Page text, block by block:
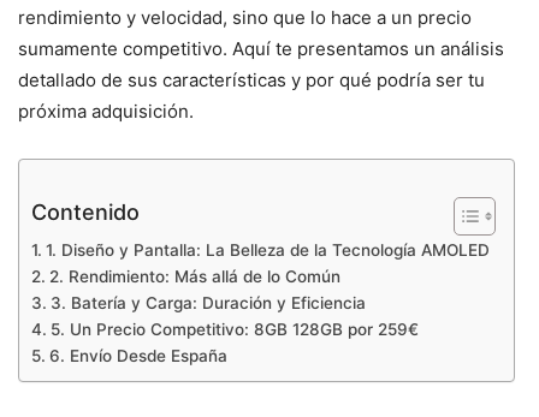
rendimiento y velocidad, sino que lo hace a un precio
sumamente competitivo. Aquí te presentamos un análisis
detallado de sus características y por qué podría ser tu
próxima adquisición.
Contenido
1. Diseño y Pantalla: La Belleza de la Tecnología AMOLED
2. Rendimiento: Más allá de lo Común
3. Batería y Carga: Duración y Eficiencia
5. Un Precio Competitivo: 8GB 128GB por 259€
6. Envío Desde España